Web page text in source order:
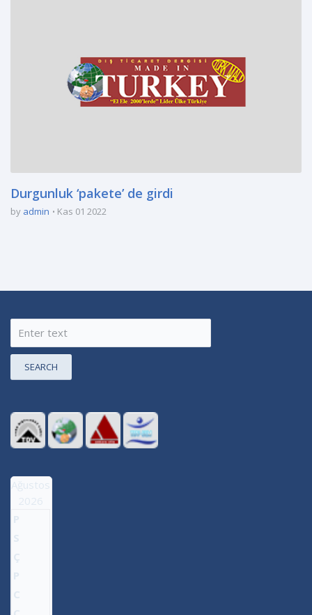
Durgunluk ‘pakete’ de girdi
by admin Kas 01 2022
SEARCH
Ağustos
2026
P
S
Ç
P
C